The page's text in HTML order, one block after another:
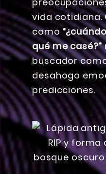
vida cotidiana.
como
qué me casé?”
buscador
desahogo
predicciones.